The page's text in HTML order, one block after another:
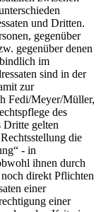
und Dritten.
gegenüber
gegenüber denen
im
sind in der
zur
Fedi/Meyer/Müller,
des
Dritte gelten
die
- in
ihnen durch
direkt Pflichten
einer
einer